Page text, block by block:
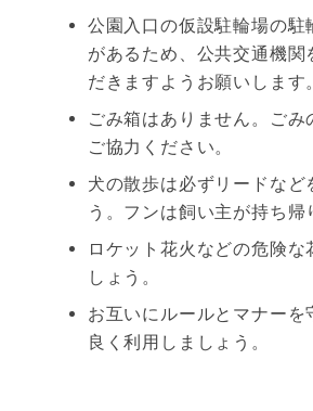
公園入口の仮設駐輪場の駐
があるため、公共交通機関
だきますようお願いします。
ごみ箱はありません。ごみ
ご協力ください。
犬の散歩は必ずリードなど
う。フンは飼い主が持ち帰
ロケット花火などの危険な
しょう。
お互いにルールとマナーを
良く利用しましょう。